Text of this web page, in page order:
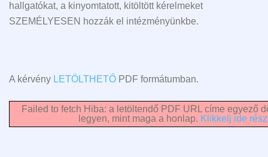
hallgatókat, a kinyomtatott, kitöltött kérelmeket
SZEMÉLYESEN hozzák el intézményünkbe.
A kérvény LETÖLTHETŐ PDF formátumban.
Failed to fetch Hiba: a letöltendő PDF URL címe egyező
legyen, mint maga a honlap. Klikkelj ide